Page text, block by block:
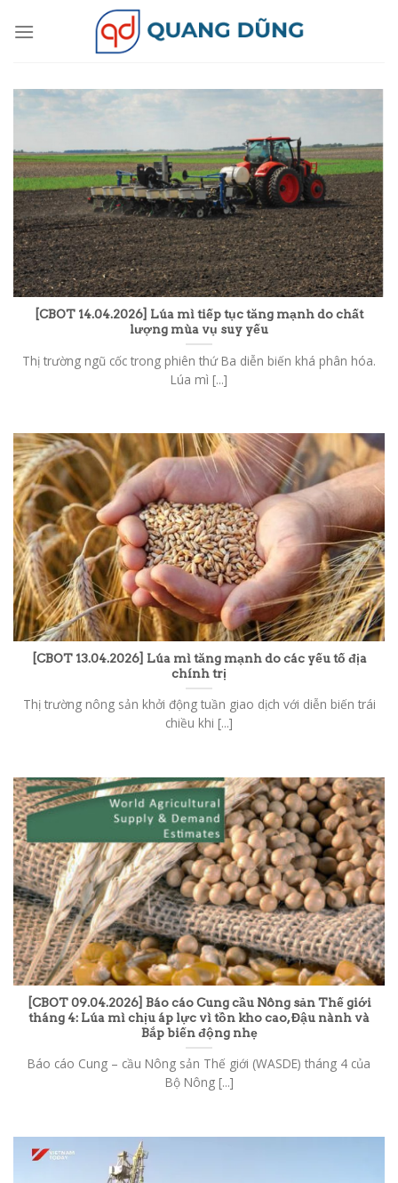
[CBOT 14.04.2026] Lúa mì tiếp tục tăng mạnh do chất
lượng mùa vụ suy yếu
Thị trường ngũ cốc trong phiên thứ Ba diễn biến khá phân hóa.
Lúa mì [...]
[CBOT 13.04.2026] Lúa mì tăng mạnh do các yếu tố địa
chính trị
Thị trường nông sản khởi động tuần giao dịch với diễn biến trái
chiều khi [...]
[CBOT 09.04.2026] Báo cáo Cung cầu Nông sản Thế giới
tháng 4: Lúa mì chịu áp lực vì tồn kho cao, Đậu nành và
Bắp biến động nhẹ
Báo cáo Cung – cầu Nông sản Thế giới (WASDE) tháng 4 của
Bộ Nông [...]